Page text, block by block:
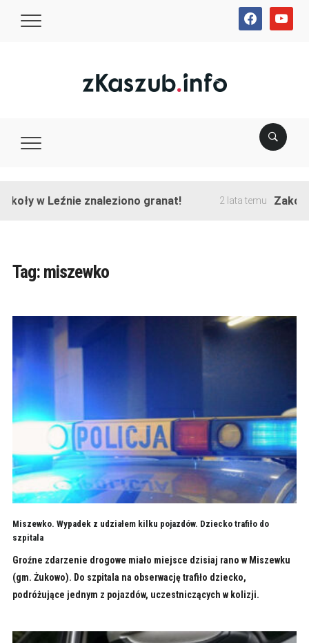
facebookyoutube
w Leźnie znaleziono granat! 2 lata temu
Tag: miszewko
Miszewko. Wypadek z udziałem kilku pojazdów. Dziecko trafiło do
szpitala
Groźne zdarzenie drogowe miało miejsce dzisiaj rano w Miszewku
(gm. Żukowo). Do szpitala na obserwację trafiło dziecko,
podróżujące jednym z pojazdów, uczestniczących w kolizji.